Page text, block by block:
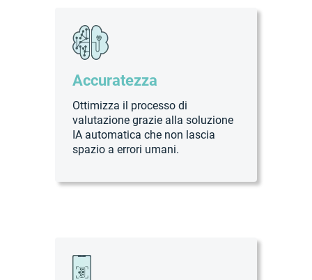
Accuratezza
Ottimizza il processo di
valutazione grazie alla soluzione
IA automatica che non lascia
spazio a errori umani.